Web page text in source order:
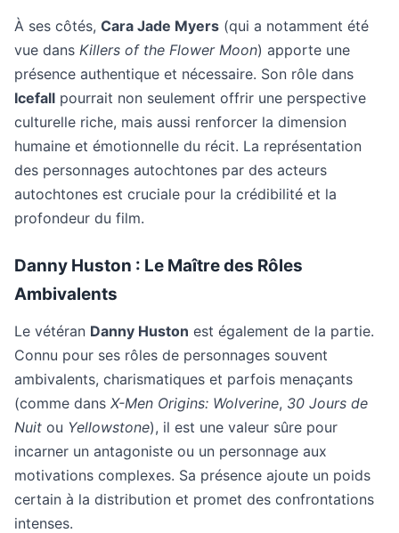
À ses côtés, Cara Jade Myers (qui a notamment été
vue dans Killers of the Flower Moon) apporte une
présence authentique et nécessaire. Son rôle dans
Icefall pourrait non seulement offrir une perspective
culturelle riche, mais aussi renforcer la dimension
humaine et émotionnelle du récit. La représentation
des personnages autochtones par des acteurs
autochtones est cruciale pour la crédibilité et la
profondeur du film.
Danny Huston : Le Maître des Rôles
Ambivalents
Le vétéran Danny Huston est également de la partie.
Connu pour ses rôles de personnages souvent
ambivalents, charismatiques et parfois menaçants
(comme dans X-Men Origins: Wolverine, 30 Jours de
Nuit ou Yellowstone), il est une valeur sûre pour
incarner un antagoniste ou un personnage aux
motivations complexes. Sa présence ajoute un poids
certain à la distribution et promet des confrontations
intenses.